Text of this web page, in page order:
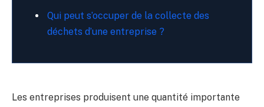
Qui peut s’occuper de la collecte des
déchets d’une entreprise ?
Les entreprises produisent une quantité importante